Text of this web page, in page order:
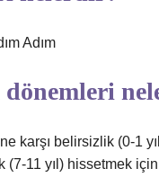
Adım
karşı belirsizlik (0-1
(7-11 yıl) hissetmek